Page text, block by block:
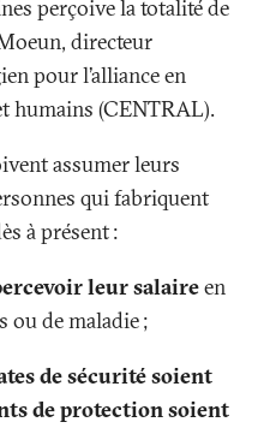
perçoive la totalité de
directeur
pour l’alliance en
humains (CENTRAL).
assumer leurs
qui fabriquent
à présent:
leur salaireen
ou de maladie;
de sécurité soient
de protection soient